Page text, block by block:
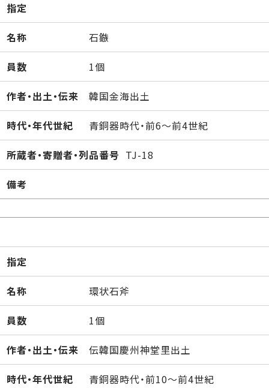
指定
名称 石鏃
員数 1個
作者・出土・伝来 韓国金海出土
時代・年代世紀 青銅器時代・前6～前4世紀
所蔵者・寄贈者・列品番号 TJ-18
備考
指定
名称 環状石斧
員数 1個
作者・出土・伝来 伝韓国慶州神堂里出土
時代・年代世紀 青銅器時代・前10～前4世紀